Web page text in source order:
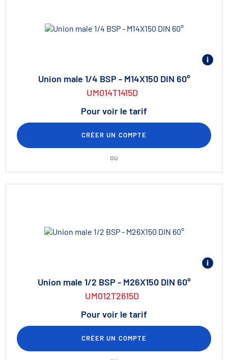
Union male 1/4 BSP - M14X150 DIN 60°
UM014T1415D
Pour voir le tarif
CRÉER UN COMPTE
ou
Union male 1/2 BSP - M26X150 DIN 60°
UM012T2615D
Pour voir le tarif
CRÉER UN COMPTE